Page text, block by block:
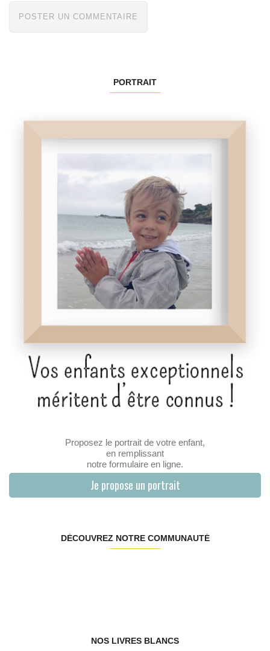
PORTRAIT
Proposez le portrait de votre enfant,
en remplissant
notre formulaire en ligne.
Je propose un portrait
DÉCOUVREZ NOTRE COMMUNAUTÉ
NOS LIVRES BLANCS